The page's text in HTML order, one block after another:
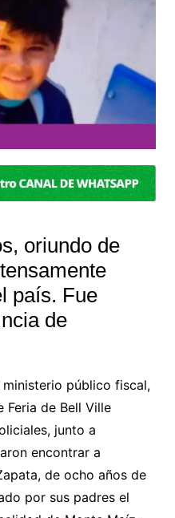
oriundo de
país. Fue
de
público fiscal,
Feria de Bell Ville
junto a
encontrar a
de ocho años de
por sus padres el